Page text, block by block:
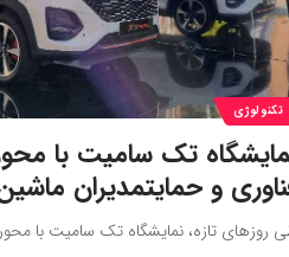
تکنولوژی
تک سامیت با
و حمایتمدیران
روزهای تازه، نمایشگاه تک سامیت با